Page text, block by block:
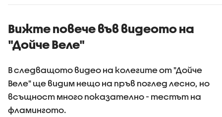
Вижте повече във видеото на
"Дойче Веле"
В следващото видео на колегите от "Дойче
Веле" ще видим нещо на пръв поглед лесно, но
всъщност много показателно - тестът на
фламингото.